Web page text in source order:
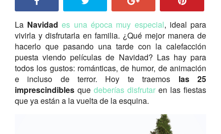
La Navidad es una época muy especial, ideal para
vivirla y disfrutarla en familia. ¿Qué mejor manera de
hacerlo que pasando una tarde con la calefacción
puesta viendo películas de Navidad? Las hay para
todos los gustos: románticas, de humor, de animación
e incluso de terror. Hoy te traemos las 25
imprescindiblesque deberías disfrutar en las fiestas
que ya están a la vuelta de la esquina.